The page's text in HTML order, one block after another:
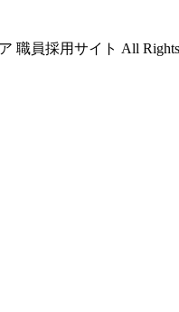
職員採用サイト All Rights